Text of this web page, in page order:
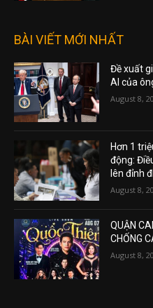
BÀI VIẾT MỚI NHẤT
Đề xuất
AI của
August 8,
Hơn 1
động:
lên đỉnh
August 8,
QUẬN
CHỐNG
August 8,